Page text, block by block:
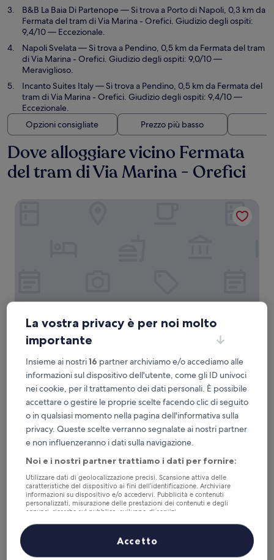
B&B La Baia Di Partenope— Si trova a Porto di Napoli, 0,3 km da
Fermata del tram di Via Marina - Orefici. Giudizio degli ospiti:
9,4/10 — Eccezionale.
Napoli Svelata— Si trova a Pendino, 0,5 km da Fermata del tram
di Via Marina - Orefici. Giudizio degli ospiti: 9,0/10 —
Meraviglioso.
Incanto Suites Italy— Si trova a Pendino, 0,5 km da Fermata del
tram di Via Marina - Orefici. Giudizio degli ospiti: 9,4/10 —
Eccezionale.
Opzioni consigliate
Prezzo più basso
Dove alloggiare vicino Fermata
del tram di Via Marina - Orefici
Accadia Relais
Accadia Relais
Pendino, 0,5 km da Fermata del tram di Via Marina - Orefici
9.8
su
10,
Eccezionale,
recensioni)
9,8/10 Eccezionale (50 recensioni)
Il
prezzo
attuale
è
150 €
tasse e oneri inclusi
La Fontanina Suites
La vostra privacy è per noi molto
importante
Insieme ai nostri16 partner archiviamo e/o accediamo alle
informazioni sul dispositivo dell'utente, come gli ID univoci
nei cookie, per il trattamento dei dati personali. È possibile
accettare o gestire le proprie scelte facendo clic di seguito
o in qualsiasi momento nella pagina dell'informativa sulla
privacy. Queste scelte verranno segnalate ai nostri partner
e non influenzeranno i dati sulla navigazione.
Noi e i nostri partner trattiamo i dati per fornire:
Utilizzare dati di geolocalizzazione precisi. Scansione attiva delle
caratteristiche del dispositivo ai fini dell’identificazione. Archiviare
informazioni su dispositivo e/o accedervi. Pubblicità e contenuti
personalizzati, misurazione delle prestazioni dei contenuti e degli
annunci, ricerche sul pubblico, sviluppo di servizi.
Elenco dei partner (fornitori)
Accetto